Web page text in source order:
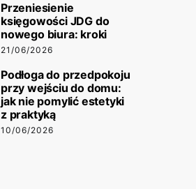
Przeniesienie
księgowości JDG do
nowego biura: kroki
21/06/2026
Podłoga do przedpokoju
przy wejściu do domu:
jak nie pomylić estetyki
z praktyką
10/06/2026